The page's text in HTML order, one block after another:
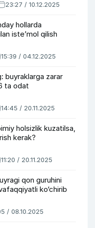
23:27 / 10.12.2025
hollarda
iste’mol qilish
15:39 / 04.12.2025
buyraklarga zarar
ta odat
14:45 / 20.11.2025
holsizlik kuzatilsa,
kerak?
11:20 / 20.11.2025
qon guruhini
ko‘chirib
/ 08.10.2025